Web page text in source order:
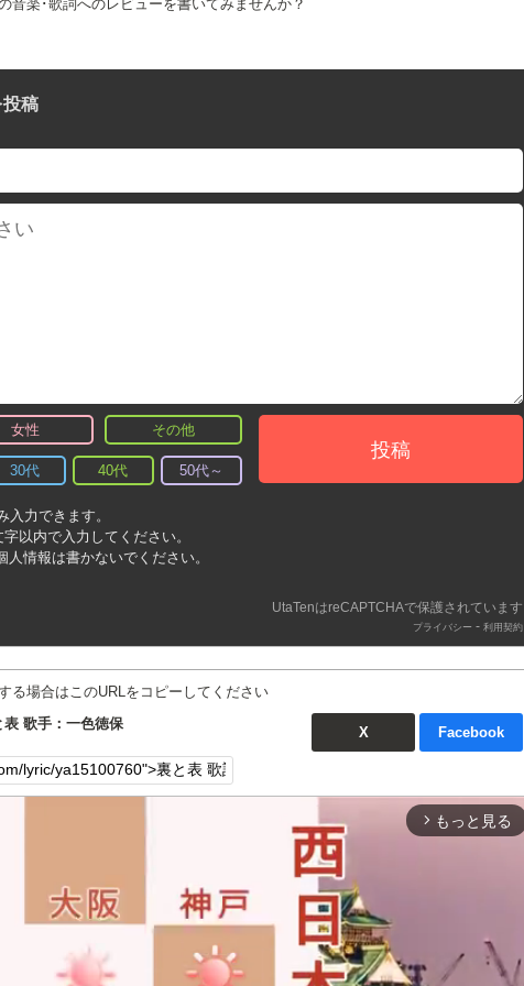
音楽･歌詞へのレビューを書いてみませんか？
投稿
女性 その他
30代 40代 50代～
投稿
力できます。
以内で入力してください。
情報は書かないでください。
UtaTenはreCAPTCHAで保護されています
プライバシー - 利用契約
る場合はこのURLをコピーしてください
表 歌手：一色徳保
X Facebook
arrow_forward_ios もっと見る